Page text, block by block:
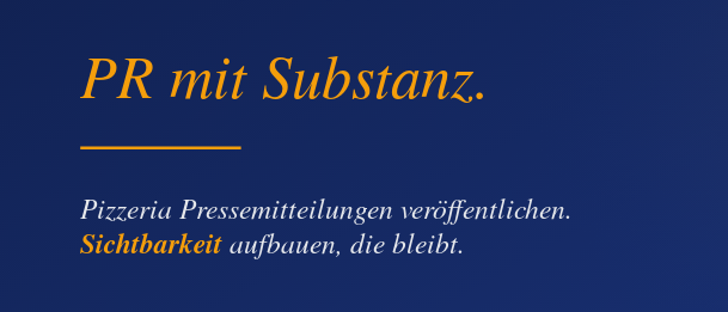
versehentlichen Abos.
Empfehlungen sind großartig – aber sie sind nicht steuerbar. Du weißt nie, ob